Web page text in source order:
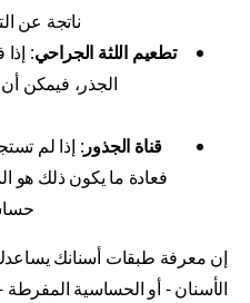
ناتجة عن
تطعيم اللثة الجراحي:
الجذر، فيمكن
قناة الجذور: إذا لم
فعادة ما يكون ذلك هو
إن معرفة طبقات أسنانك
الأسنان - أو الحساسية